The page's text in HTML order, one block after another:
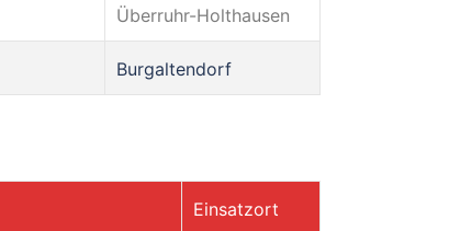
Überruhr-Holthausen
Burgaltendorf
Einsatzort